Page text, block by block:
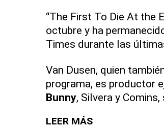
“The First To Die At the
octubre y ha
Times durante las
Van Dusen, quien
programa, es productor
Bunny, Silvera y Comins,
LEER MÁS